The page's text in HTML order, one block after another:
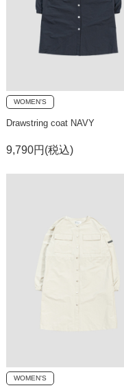
WOMEN'S
Drawstring coat NAVY
9,790円(税込)
WOMEN'S